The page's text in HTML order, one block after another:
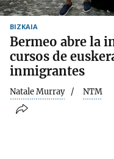
BIZKAIA
Bermeo abre la
cursos de
inmigrantes
Natale Murray NTM